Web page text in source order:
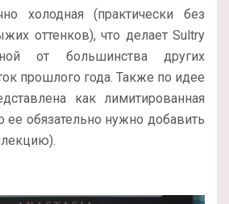
холодная (практически без
оттенков), что делает Sultry
от большинства других
прошлого года. Также по идее
как лимитированная
ее обязательно нужно добавить